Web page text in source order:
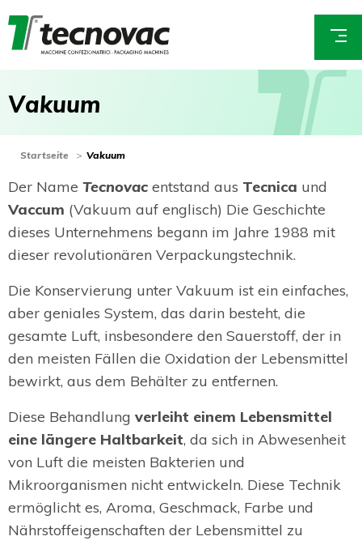
zum
Inhalt
Vakuum
You
here
Startseite Vakuum
Der Name Tecnovac entstand aus Tecnica und
Vaccum (Vakuum auf englisch) Die Geschichte
dieses Unternehmens begann im Jahre 1988 mit
dieser revolutionären Verpackungstechnik.
Die Konservierung unter Vakuum ist ein einfaches,
aber geniales System, das darin besteht, die
gesamte Luft, insbesondere den Sauerstoff, der in
den meisten Fällen die Oxidation der Lebensmittel
bewirkt, aus dem Behälter zu entfernen.
Diese Behandlung verleiht einem Lebensmittel
eine längere Haltbarkeit, da sich in Abwesenheit
von Luft die meisten Bakterien und
Mikroorganismen nicht entwickeln. Diese Technik
ermöglicht es, Aroma, Geschmack, Farbe und
Nährstoffeigenschaften der Lebensmittel zu
E
i